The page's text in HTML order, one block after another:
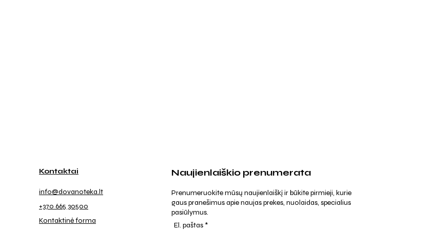
Kontaktai
info@dovanoteka.lt
+370 665 30500
Kontaktinė forma
Naujienlaiškio prenumerata
Prenumeruokite mūsų naujienlaiškį ir būkite pirmieji, kurie
gaus pranešimus apie naujas prekes, nuolaidas, specialius
pasiūlymus.
El. paštas